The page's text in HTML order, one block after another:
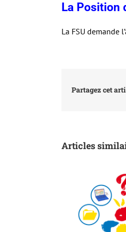
La Position
La FSU demande
Partagez cet
Articles